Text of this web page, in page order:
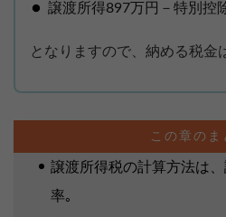
譲渡所得897万円－特別控
となりますので、納める税金
譲渡所得税の計算方法は
率｡